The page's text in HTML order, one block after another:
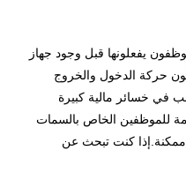
يفعلونها قبل وجود جهاز
حركة الدخول والخروج
في خسائر مالية كبيرة
للموظفين الخاص بالسمات
كنت تبحث عن